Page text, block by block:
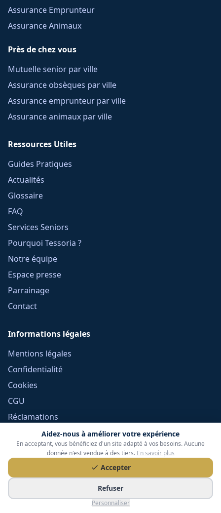
Aidez-nous à améliorer votre expérience
En acceptant, vous bénéficiez d'un site adapté à vos besoins. Aucune
donnée n'est vendue à des tiers. En savoir plus
Accepter
Refuser
Personnaliser
Assurance Emprunteur
Assurance Animaux
Près de chez vous
Mutuelle senior par ville
Assurance obsèques par ville
Assurance emprunteur par ville
Assurance animaux par ville
Ressources Utiles
Guides Pratiques
Actualités
Glossaire
FAQ
Services Seniors
Pourquoi Tessoria ?
Notre équipe
Espace presse
Parrainage
Contact
Informations légales
Mentions légales
Confidentialité
Cookies
CGU
Réclamations
CGV Frais Courtage
Méthodologie
Devoir de conseil
Politique éditoriale
Gérer mes cookies